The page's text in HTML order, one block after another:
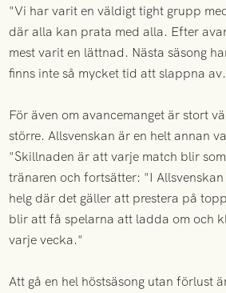
"Vi har varit en väldigt tight grupp
där alla kan prata med alla. Efter
mest varit en lättnad. Nästa säsong
finns inte så mycket tid att slappna
För även om avancemanget är stort
större. Allsvenskan är en helt annan
"Skillnaden är att varje match blir
tränaren och fortsätter: "I
helg där det gäller att prestera på
blir att få spelarna att ladda om och
varje vecka."
Att gå en hel höstsäsong utan förlust